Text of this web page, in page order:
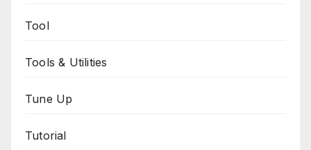
Tool
Tools & Utilities
Tune Up
Tutorial